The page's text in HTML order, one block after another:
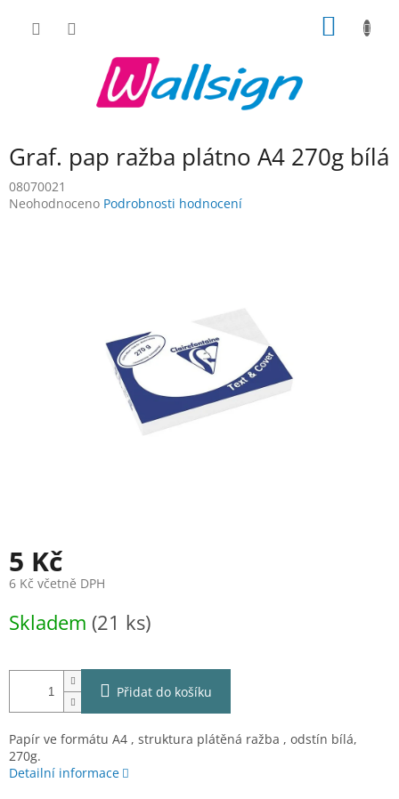
Graf. pap ražba plátno A4 270g bílá
08070021
Průměrné
Neohodnoceno Podrobnosti hodnocení
5 Kč
6 Kč včetně DPH
cena:
Skladem (21 ks)
Přidat do košíku
Papír ve formátu A4 , struktura plátěná ražba , odstín bílá,
270g.
Detailní informace